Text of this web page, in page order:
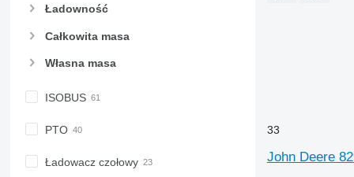
Ładowność
Całkowita masa
Własna masa
ISOBUS
PTO
Ładowacz czołowy
33
John Deere